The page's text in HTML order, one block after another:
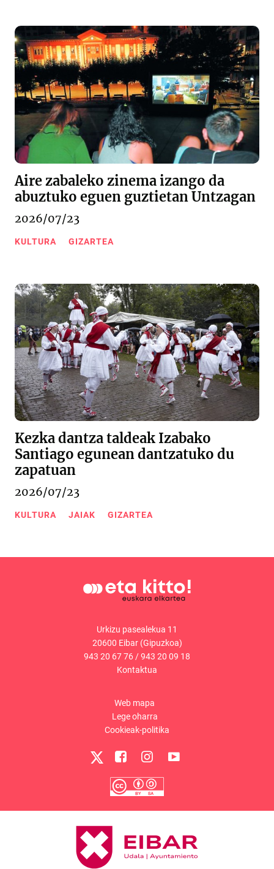
Aire zabaleko zinema izango da
abuztuko eguen guztietan Untzagan
2026/07/23
KULTURA GIZARTEA
Kezka dantza taldeak Izabako
Santiago egunean dantzatuko du
zapatuan
2026/07/23
KULTURA JAIAK GIZARTEA
Urkizu pasealekua 11
20600 Eibar (Gipuzkoa)
943 20 67 76 /943 20 09 18
Kontaktua
Web mapa
Lege oharra
Cookieak-politika